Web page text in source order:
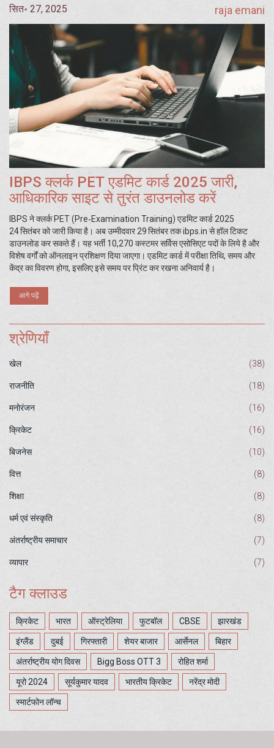
सित॰ 27, 2025 raja emani
IBPS क्लर्क PET एडमिट कार्ड 2025 जारी,
आधिकारिक साइट से तुरंत डाउनलोड करें
IBPS ने क्लर्क PET (Pre‑Examination Training) एडमिट कार्ड 2025
24 सितंबर को जारी किया है। अब उम्मीदवार 29 सितंबर तक ibps.in से हॉल टिकट
डाउनलोड कर सकते हैं। यह भर्ती 10,270 कस्टमर सर्विस एसोसिएट पदों के लिये है और
विशेष वर्गों को ऑनलाइन प्रशिक्षण दिया जाएगा। एडमिट कार्ड में परीक्षा तिथि, समय और
केंद्र का विवरण होगा, इसलिए इसे समय पर प्रिंट कर रखना अनिवार्य है।
आगे पढ़ें
श्रेणियाँ
खेल (38)
राजनीति (18)
मनोरंजन (16)
क्रिकेट (16)
बिजनेस (10)
वित्त (8)
शिक्षा (8)
धर्म एवं संस्कृति (8)
अंतर्राष्ट्रीय समाचार (7)
व्यापार (7)
टैग क्लाउड
क्रिकेट भारत ऑस्ट्रेलिया फुटबॉल CBSE झारखंड
इंग्लैंड दुबई गिरफ्तारी शेयर बाजार आर्सेनल बिहार
अंतर्राष्ट्रीय योग दिवस Bigg Boss OTT 3 रोहित शर्मा
यूरो 2024 सूर्यकुमार यादव भारतीय क्रिकेट नरेंद्र मोदी
स्मार्टफोन लॉन्च